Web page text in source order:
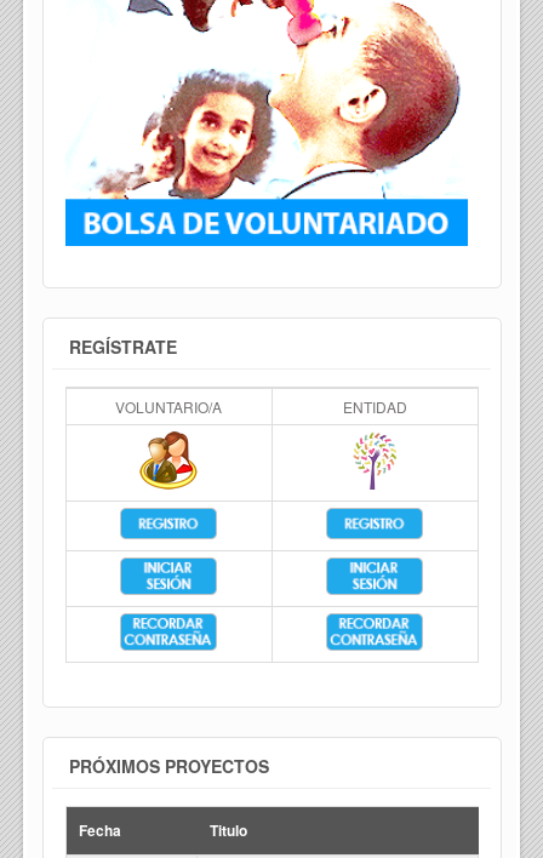
REGÍSTRATE
VOLUNTARIO/A ENTIDAD
PRÓXIMOS PROYECTOS
Fecha Titulo